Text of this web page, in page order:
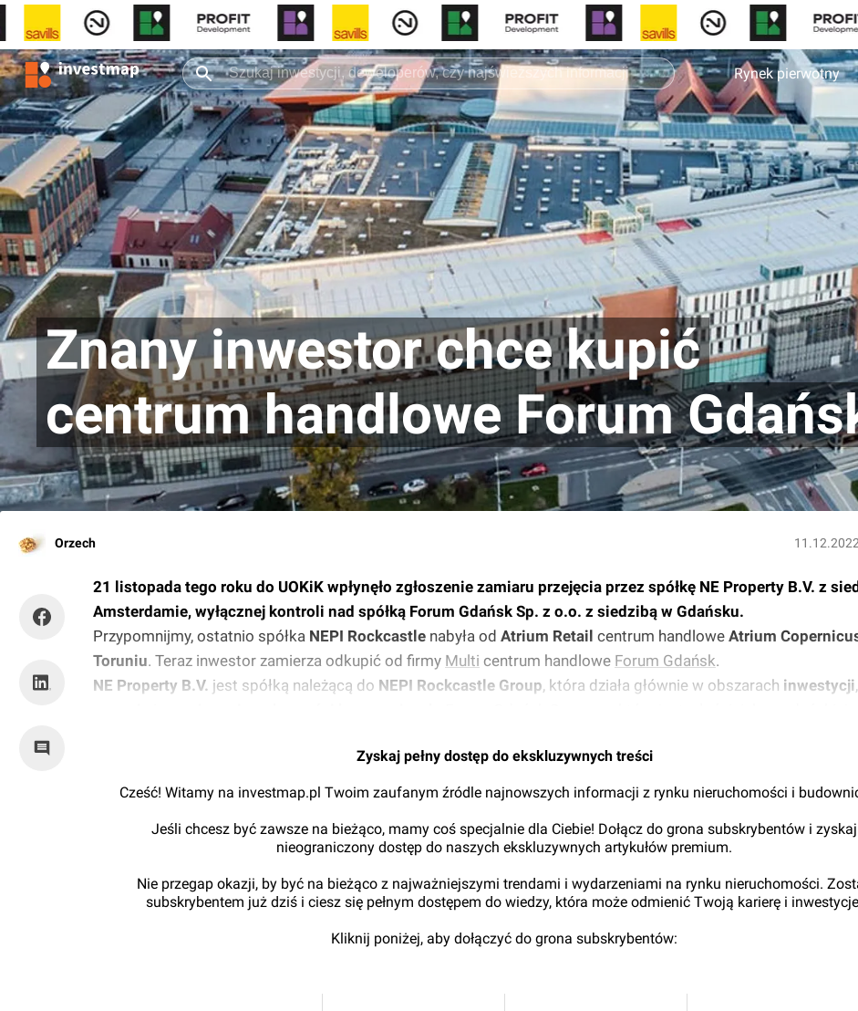
Rynek pierwotny
Znany inwestor chce kupić
centrum handlowe Forum
Orzech
21 listopada tego roku do UOKiK wpłynęło zgłoszenie zamiaru przejęcia przez spółkę NE Property B.V. z
Amsterdamie, wyłącznej kontroli nad spółką Forum Gdańsk Sp. z o.o. z siedzibą w Gdańsku.
Przypomnijmy, ostatnio spółka NEPI Rockcastle nabyła od Atrium Retail centrum handlowe Atrium
Toruniu. Teraz inwestor zamierza odkupić od firmy Multi centrum handlowe Forum Gdańsk.
NE Property B.V. jest spółką należącą do NEPI Rockcastle Group, która działa głównie w obszarach inwestycji,
Zyskaj pełny dostęp do ekskluzywnych treści
Cześć! Witamy na investmap.pl Twoim zaufanym źródle najnowszych informacji z rynku nieruchomości i
Jeśli chcesz być zawsze na bieżąco, mamy coś specjalnie dla Ciebie! Dołącz do grona subskrybentów i zyskaj
nieograniczony dostęp do naszych ekskluzywnych artykułów premium.
Nie przegap okazji, by być na bieżąco z najważniejszymi trendami i wydarzeniami na rynku nieruchomości.
subskrybentem już dziś i ciesz się pełnym dostępem do wiedzy, która może odmienić Twoją karierę i
Kliknij poniżej, aby dołączyć do grona subskrybentów: